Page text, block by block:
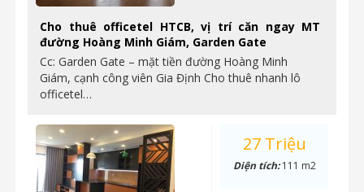
Cho thuê officetel HTCB, vị trí căn ngay MT
đường Hoàng Minh Giám, Garden Gate
Cc: Garden Gate – mặt tiền đường Hoàng Minh
Giám, cạnh công viên Gia Định Cho thuê nhanh lô
officetel…
27 Triệu
Diện tích:111 m2